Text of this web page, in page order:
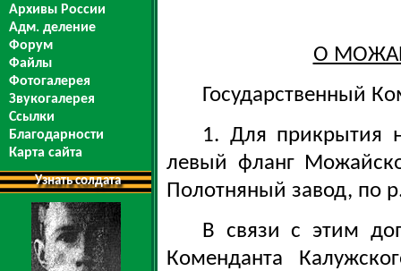
Архивы России
Адм. деление
Форум
Файлы
Фотогалерея
Звукогалерея
Ссылки
Благодарности
Карта сайта
Узнать солдата
О
Государственный
1. Для прикрытия
левый фланг
Полотняный завод, по
В связи с этим
Коменданта